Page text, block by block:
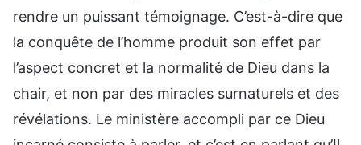
rendre un puissant témoignage. C’est-à-dire que
la conquête de l’homme produit son effet par
l’aspect concret et la normalité de Dieu dans la
chair, et non par des miracles surnaturels et des
révélations. Le ministère accompli par ce Dieu